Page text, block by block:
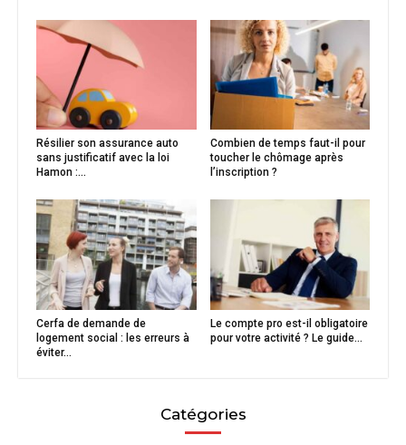
Résilier son assurance auto
sans justificatif avec la loi
Hamon :...
Combien de temps faut-il pour
toucher le chômage après
l’inscription ?
Cerfa de demande de
logement social : les erreurs à
éviter...
Le compte pro est-il obligatoire
pour votre activité ? Le guide...
Catégories